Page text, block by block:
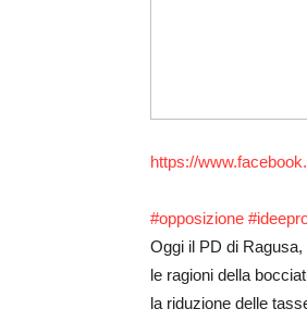
https://
#‎opposizione‬ ‪#‎
Oggi il PD di
le ragioni della
la riduzione delle